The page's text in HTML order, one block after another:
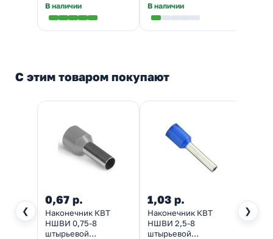
В наличии
В наличии
С этим товаром покупают
❮ ❯
0,67 р.
Наконечник КВТ
НШВИ 0,75-8
штырьевой
1,03 р.
Наконечник КВТ
НШВИ 2,5-8
штырьевой